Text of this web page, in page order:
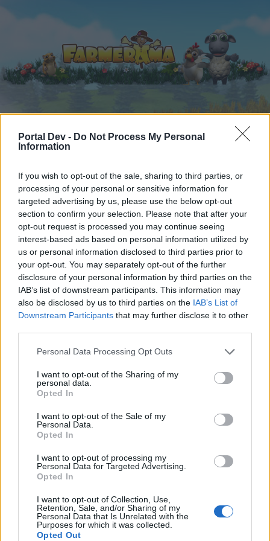
Portal Dev - Do Not Process My Personal
Information
If you wish to opt-out of the sale, sharing to third parties, or
processing of your personal or sensitive information for
targeted advertising by us, please use the below opt-out
section to confirm your selection. Please note that after your
opt-out request is processed you may continue seeing
interest-based ads based on personal information utilized by
us or personal information disclosed to third parties prior to
your opt-out. You may separately opt-out of the further
disclosure of your personal information by third parties on the
IAB’s list of downstream participants. This information may
also be disclosed by us to third parties on the IAB’s List of
Downstream Participants that may further disclose it to other
Personal Data Processing Opt Outs
I want to opt-out of the Sharing of my
personal data.
Opted In
I want to opt-out of the Sale of my
Personal Data.
Opted In
I want to opt-out of processing my
Personal Data for Targeted Advertising.
Opted In
I want to opt-out of Collection, Use,
Retention, Sale, and/or Sharing of my
Personal Data that Is Unrelated with the
Purposes for which it was collected.
Opted Out
Foren ... WeitergeleitetSuchfunktion für Items
Mitglieder, denen der Beitrag #13
gefällt
Liebe(r) Forum-Leser/in,
wenn Du in diesem Forum aktiv an den
Gesprächen teilnehmen oder eigene Themen
starten möchtest, musst Du Dich bitte zunächst
im Spiel einloggen. Falls Du noch keinen
Wir freuen uns auf Deinen nächsten Besuch in
unserem Forum!„Zum Spiel“
CharlyJoe
Hathor67
Beiträge: 108 Zustimmungen: 95 Punkte für Erfolge: 130
MissKnu
Ausnahmetalent , weiblich
Beiträge:
479 Zustimmungen: 206 Punkte für Erfolge:
Purzel4664
Letzte Beiträge